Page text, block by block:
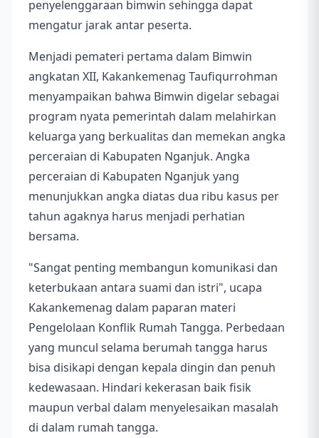
penyelenggaraan bimwin sehingga dapat
mengatur jarak antar peserta.
Menjadi pemateri pertama dalam Bimwin
angkatan XII, Kakankemenag Taufiqurrohman
menyampaikan bahwa Bimwin digelar sebagai
program nyata pemerintah dalam melahirkan
keluarga yang berkualitas dan memekan angka
perceraian di Kabupaten Nganjuk. Angka
perceraian di Kabupaten Nganjuk yang
menunjukkan angka diatas dua ribu kasus per
tahun agaknya harus menjadi perhatian
bersama.
"Sangat penting membangun komunikasi dan
keterbukaan antara suami dan istri", ucapa
Kakankemenag dalam paparan materi
Pengelolaan Konflik Rumah Tangga. Perbedaan
yang muncul selama berumah tangga harus
bisa disikapi dengan kepala dingin dan penuh
kedewasaan. Hindari kekerasan baik fisik
maupun verbal dalam menyelesaikan masalah
di dalam rumah tangga.